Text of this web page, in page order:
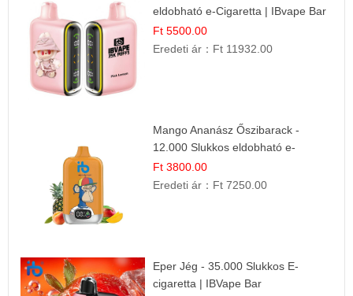
eldobható e-Cigaretta | IBvape Bar
Ft 5500.00
Eredeti ár： Ft 11932.00
Mango Ananász Őszibarack -
12.000 Slukkos eldobható e-
Cigaretta
Ft 3800.00
Eredeti ár： Ft 7250.00
Eper Jég - 35.000 Slukkos E-
cigaretta | IBVape Bar